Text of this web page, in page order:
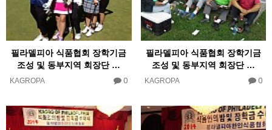
필라델피아 식품협회 장학기금
조성 및 동부지역 회장단 …
KAGROPA 0
필라델피아 식품협회 장학기금
조성 및 동부지역 회장단 …
KAGROPA 0